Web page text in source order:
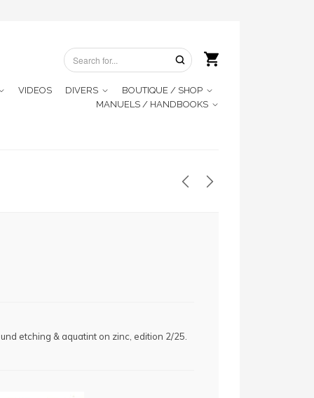
VIDEOS DIVERS
BOUTIQUE / SHOP
MANUELS / HANDBOOKS
etching & aquatint on zinc, edition 2/25.